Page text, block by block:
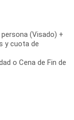
(Visado) +
y cuota de
o Cena de Fin de